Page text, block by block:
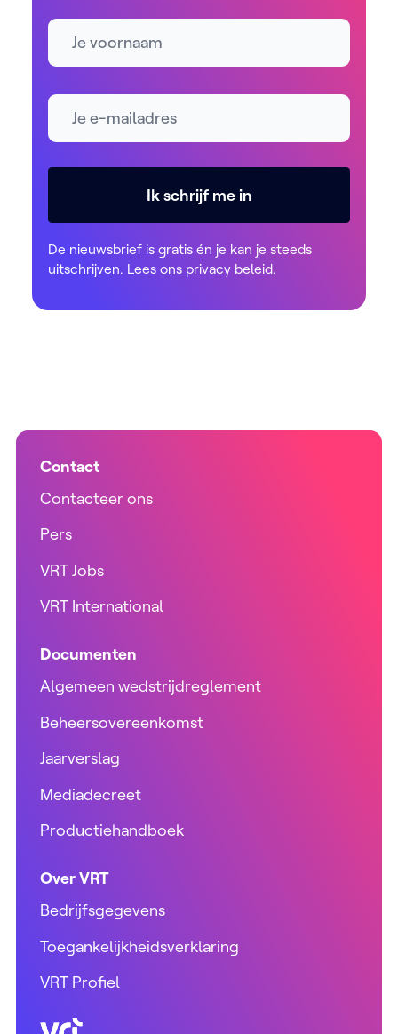
Naam
E-mailadres *
Ik schrijf me in
De nieuwsbrief is gratis én je kan je steeds
uitschrijven. Lees ons privacy beleid.
Contact
Contacteer ons
Pers
VRT Jobs
VRT International
Documenten
Algemeen wedstrijdreglement
Beheersovereenkomst
Jaarverslag
Mediadecreet
Productiehandboek
Over VRT
Bedrijfsgegevens
Toegankelijkheidsverklaring
VRT Profiel
VRT (home)